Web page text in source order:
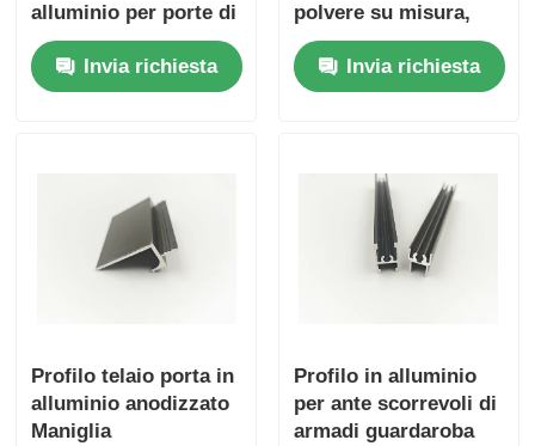
alluminio per porte di
armadio / porte di
armadioInvia richiesta
polvere su misura,
Profilo in alluminio
6063 per ante di
armadi
Invia richiesta
Profilo telaio porta in
alluminio anodizzato
Maniglia
Profilo in alluminio
per ante scorrevoli di
armadi guardaroba